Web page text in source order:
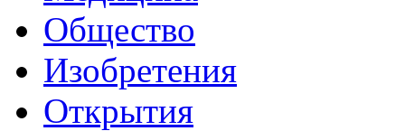
Общество
Изобретения
Открытия